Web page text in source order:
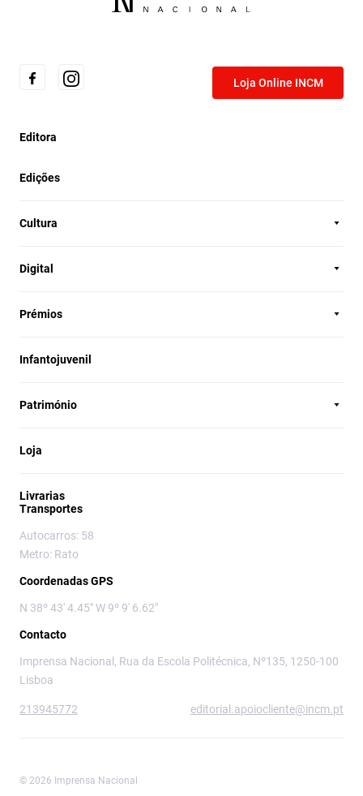
Loja Online INCM
Editora
Edições
Cultura
Digital
Prémios
Infantojuvenil
Património
Loja
Livrarias
Transportes
Autocarros: 58
Metro: Rato
Coordenadas GPS
N 38º 43' 4.45" W 9º 9' 6.62"
Contacto
Imprensa Nacional, Rua da Escola Politécnica, Nº135, 1250-100
Lisboa
213945772 editorial.apoiocliente@incm.pt
© 2026 Imprensa Nacional